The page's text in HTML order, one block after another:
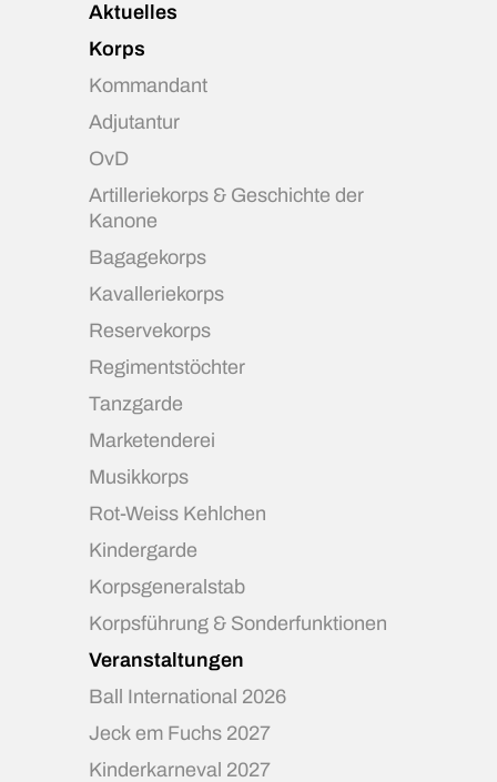
Aktuelles
Korps
Kommandant
Adjutantur
OvD
Artilleriekorps & Geschichte der
Kanone
Bagagekorps
Kavalleriekorps
Reservekorps
Regimentstöchter
Tanzgarde
Marketenderei
Musikkorps
Rot-Weiss Kehlchen
Kindergarde
Korpsgeneralstab
Korpsführung & Sonderfunktionen
Veranstaltungen
Ball International 2026
Jeck em Fuchs 2027
Kinderkarneval 2027